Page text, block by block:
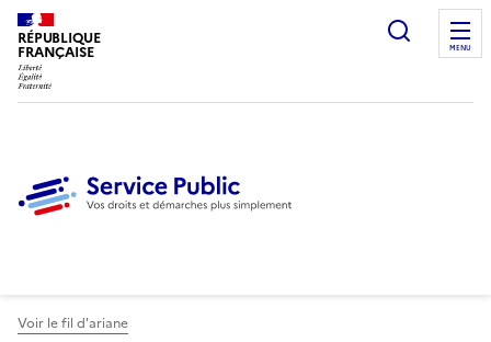
RÉPUBLIQUE
FRANÇAISE
Ouvrir
MENU
Voir le fil d'ariane